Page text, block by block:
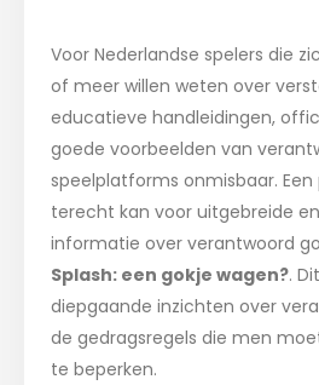
Voor Nederlandse spelers die
of meer willen weten over
educatieve handleidingen,
goede voorbeelden van
speelplatforms onmisbaar.
terecht kan voor uitgebreide
informatie over verantwoord
Splash: een gokje wagen?.
diepgaande inzichten over
de gedragsregels die men
te beperken.